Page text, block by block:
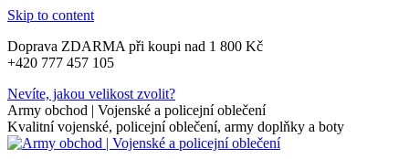
Skip to content
Doprava ZDARMA při koupi nad 1 800 Kč
+420 777 457 105
Nevíte, jakou velikost zvolit?
Army obchod | Vojenské a policejní oblečení
Kvalitní vojenské, policejní oblečení, army doplňky a boty